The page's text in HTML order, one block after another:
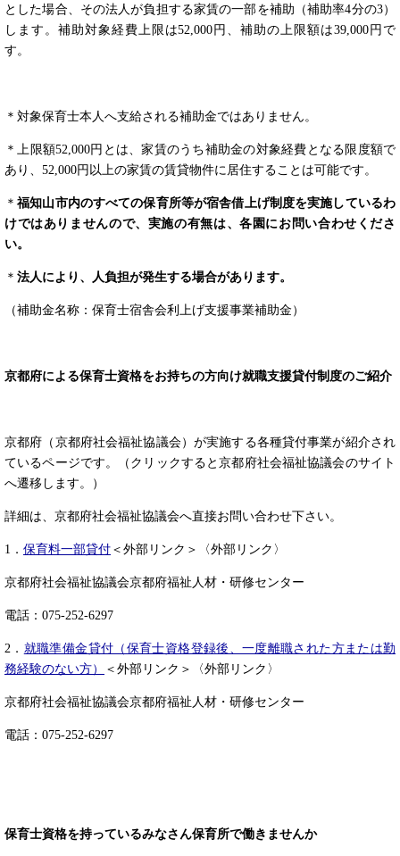
とした場合、その法人が負担する家賃の一部を補助（補助率4分の3）
します。補助対象経費上限は52,000円、補助の上限額は39,000円で
す。
＊対象保育士本人へ支給される補助金ではありません。
＊上限額52,000円とは、家賃のうち補助金の対象経費となる限度額で
あり、52,000円以上の家賃の賃貸物件に居住することは可能です。
＊福知山市内のすべての保育所等が宿舎借上げ制度を実施しているわ
けではありませんので、実施の有無は、各園にお問い合わせくださ
い。
＊ 法人により、人負担が発生する場合があります。
（補助金名称：保育士宿舎会利上げ支援事業補助金）
京都府による保育士資格をお持ちの方向け就職支援貸付制度のご紹介
京都府（京都府社会福祉協議会）が実施する各種貸付事業が紹介され
ているページです。（クリックすると京都府社会福祉協議会のサイト
へ遷移します。）
詳細は、京都府社会福祉協議会へ直接お問い合わせ下さい。
1． 保育料一部貸付 ＜外部リンク＞ 〈外部リンク〉
京都府社会福祉協議会京都府福祉人材・研修センター
電話：075-252-6297
2． 就職準備金貸付（保育士資格登録後、一度離職された方または勤
務経験のない方）
＜外部リンク＞ 〈外部リンク〉
京都府社会福祉協議会京都府福祉人材・研修センター
電話：075-252-6297
保育士資格を持っているみなさん保育所で働きませんか